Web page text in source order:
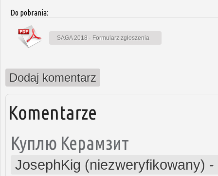
Do pobrania:
SAGA 2018 - Formularz zgłoszenia
Dodaj komentarz
Komentarze
Куплю Керамзит
JosephKig (niezweryfikowany) -